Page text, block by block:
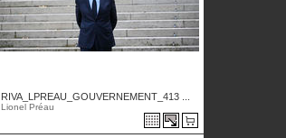
RIVA_LPREAU_GOUVERNEMENT_413 ...
Lionel Préau